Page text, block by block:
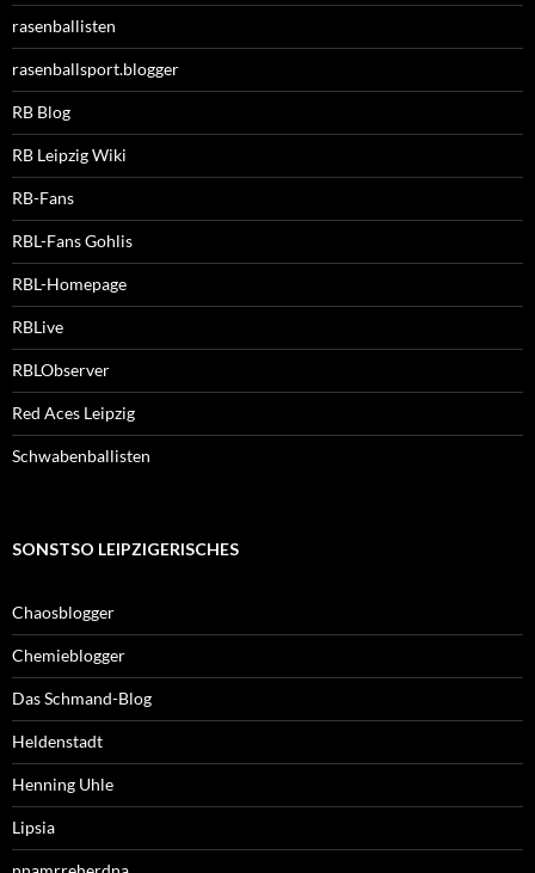
rasenballisten
rasenballsport.blogger
RB Blog
RB Leipzig Wiki
RB-Fans
RBL-Fans Gohlis
RBL-Homepage
RBLive
RBLObserver
Red Aces Leipzig
Schwabenballisten
SONSTSO LEIPZIGERISCHES
Chaosblogger
Chemieblogger
Das Schmand-Blog
Heldenstadt
Henning Uhle
Lipsia